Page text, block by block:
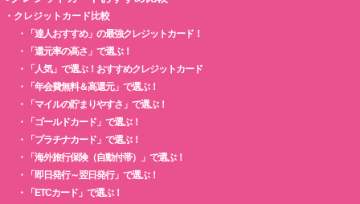
・ クレジットカード比較
・
「達人おすすめ」の最強クレジットカード！
・
「還元率の高さ」で選ぶ！
・
「人気」で選ぶ！おすすめクレジットカード
・
「年会費無料＆高還元」で選ぶ！
・
「マイルの貯まりやすさ」で選ぶ！
・
「ゴールドカード」で選ぶ！
・
「プラチナカード」で選ぶ！
・
「海外旅行保険（自動付帯）」で選ぶ！
・
「即日発行～翌日発行」で選ぶ！
・
「ETCカード」で選ぶ！